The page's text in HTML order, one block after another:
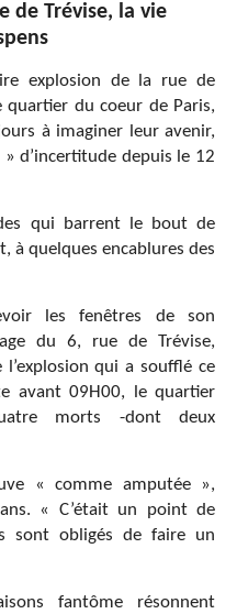
de Trévise, la vie
explosion de la rue de
quartier du coeur de Paris,
à imaginer leur avenir,
d’incertitude depuis le 12
qui barrent le bout de
à quelques encablures des
les fenêtres de son
du 6, rue de Trévise,
l’explosion qui a soufflé ce
avant 09H00, le quartier
morts -dont deux
« comme amputée »,
« C’était un point de
sont obligés de faire un
fantôme résonnent